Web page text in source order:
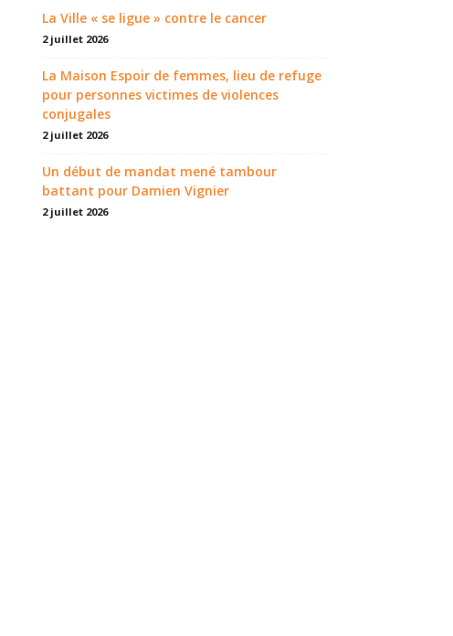
La Ville « se ligue » contre le cancer
2 juillet 2026
La Maison Espoir de femmes, lieu de refuge
pour personnes victimes de violences
conjugales
2 juillet 2026
Un début de mandat mené tambour
battant pour Damien Vignier
2 juillet 2026